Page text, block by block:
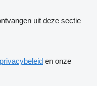
uit deze sectie
privacybeleid en onze